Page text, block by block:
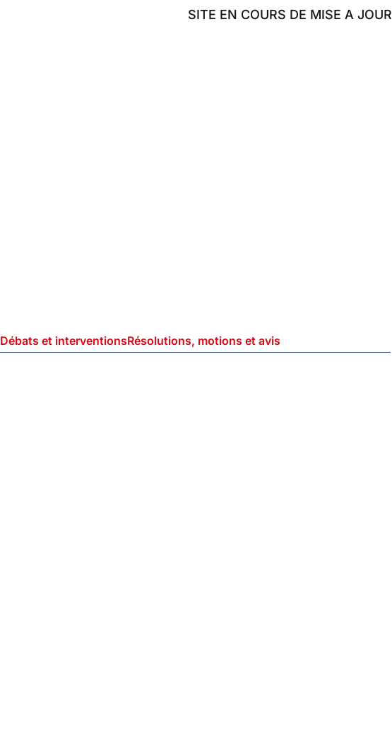
SITE EN COURS DE MISE A JOUR
Débats et interventionsRésolutions, motions et avis